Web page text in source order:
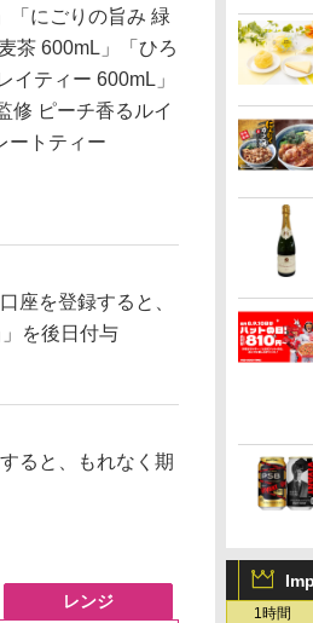
1時間
「にごりの旨み 緑
茶 600mL」「ひろ
イティー 600mL」
修 ピーチ香るルイ
ートティー
座を登録すると、
を後日付与
ると、もれなく期
レンジ